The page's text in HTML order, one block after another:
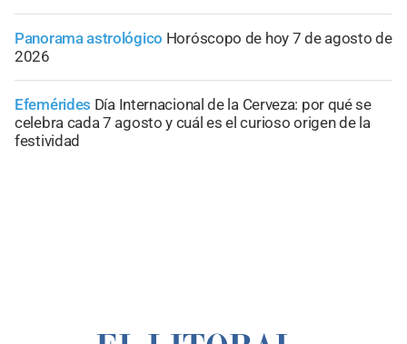
Panorama astrológico Horóscopo de hoy 7 de agosto de
2026
Efemérides Día Internacional de la Cerveza: por qué se
celebra cada 7 agosto y cuál es el curioso origen de la
festividad